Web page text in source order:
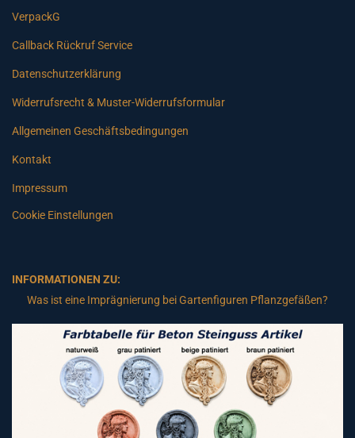
VerpackG
Callback Rückruf Service
Datenschutzerklärung
Widerrufsrecht & Muster-Widerrufsformular
Allgemeinen Geschäftsbedingungen
Kontakt
Impressum
Cookie Einstellungen
INFORMATIONEN ZU:
Was ist eine Imprägnierung bei Gartenfiguren Pflanzgefäßen?